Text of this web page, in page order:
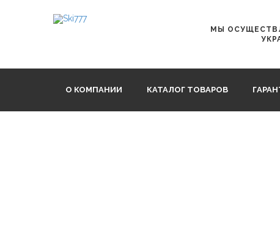
МЫ
О КОМПАНИИ КАТАЛОГ ТОВАРОВ